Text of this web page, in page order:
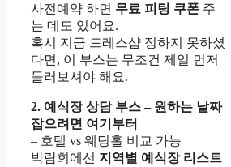
사전예약 하면 무료 피팅 쿠폰 주
는 데도 있어요.
혹시 지금 드레스샵 정하지 못하셨
다면, 이 부스는 무조건 제일 먼저
들러보셔야 해요.
2. 예식장 상담 부스 – 원하는 날짜
잡으려면 여기부터
– 호텔 vs 웨딩홀 비교 가능
박람회에선 지역별 예식장 리스트